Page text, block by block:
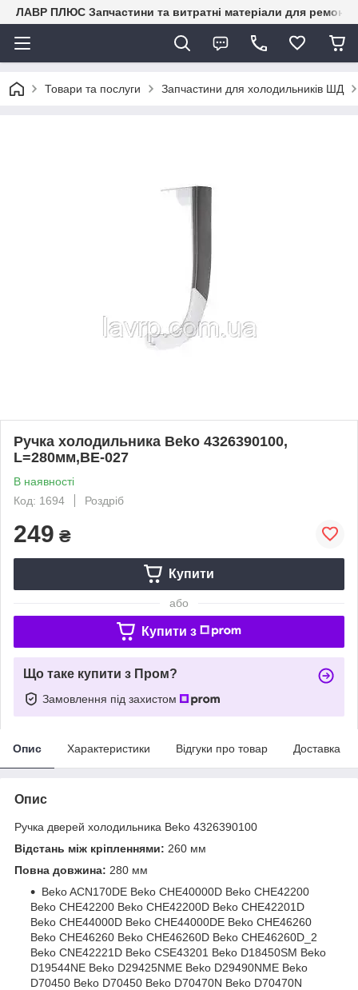
ЛАВР ПЛЮС Запчастини та витратні матеріали для ремонту
Товари та послуги Запчастини для холодильників ШД
Ручка холодильника Beko 4326390100,
L=280мм,BE-027
В наявності
Код: 1694
Роздріб
249 ₴
Купити
або
Купити з
Що таке купити з Пром?
Замовлення під захистом
Опис Характеристики Відгуки про товар Доставка
Опис
Ручка дверей холодильника Beko 4326390100
Відстань між кріпленнями: 260 мм
Повна довжина: 280 мм
Beko ACN170DE Beko CHE40000D Beko CHE42200
Beko CHE42200 Beko CHE42200D Beko CHE42201D
Beko CHE44000D Beko CHE44000DE Beko CHE46260
Beko CHE46260 Beko CHE46260D Beko CHE46260D_2
Beko CNE42221D Beko CSE43201 Beko D18450SM Beko
D19544NE Beko D29425NME Beko D29490NME Beko
D70450 Beko D70450 Beko D70470N Beko D70470N